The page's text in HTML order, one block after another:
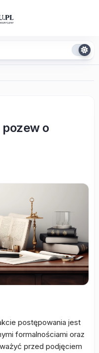
o
postępowania jest
formalnościami oraz
przed podjęciem